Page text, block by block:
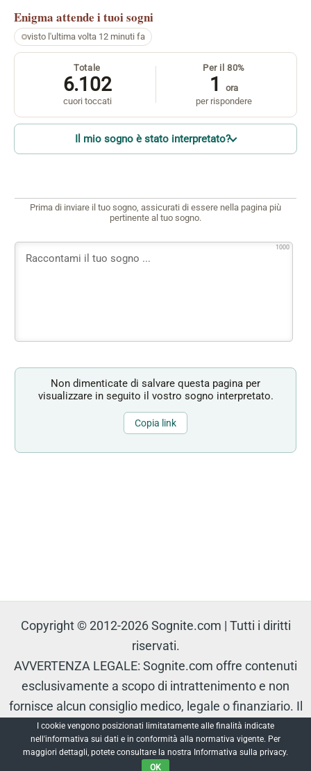
Enigma attende i tuoi sogni
visto l'ultima volta 12 minuti fa
Totale
6.102
cuori toccati
Per il 80%
1
ora
per rispondere
Il mio sogno è stato interpretato?
Prima di inviare il tuo sogno, assicurati di essere nella pagina più
pertinente al tuo sogno.
1000
Non dimenticate di salvare questa pagina per
visualizzare in seguito il vostro sogno interpretato.
Copia link
Copyright © 2012-2026 Sognite.com | Tutti i diritti
riservati.
AVVERTENZA LEGALE: Sognite.com offre contenuti
esclusivamente a scopo di intrattenimento e non
fornisce alcun consiglio medico, legale o finanziario. Il
contenuto è protetto e non può essere riprodotto senza
autorizzazione.
I cookie vengono posizionati limitatamente alle finalità indicate
nell'informativa sui dati e in conformità alla normativa vigente. Per
maggiori dettagli, potete consultare la nostra Informativa sulla privacy.
OK